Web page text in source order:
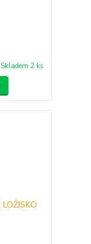
Skladem 2 ks